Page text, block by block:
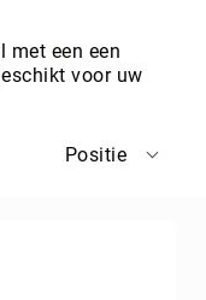
met een een
voor uw
Positie